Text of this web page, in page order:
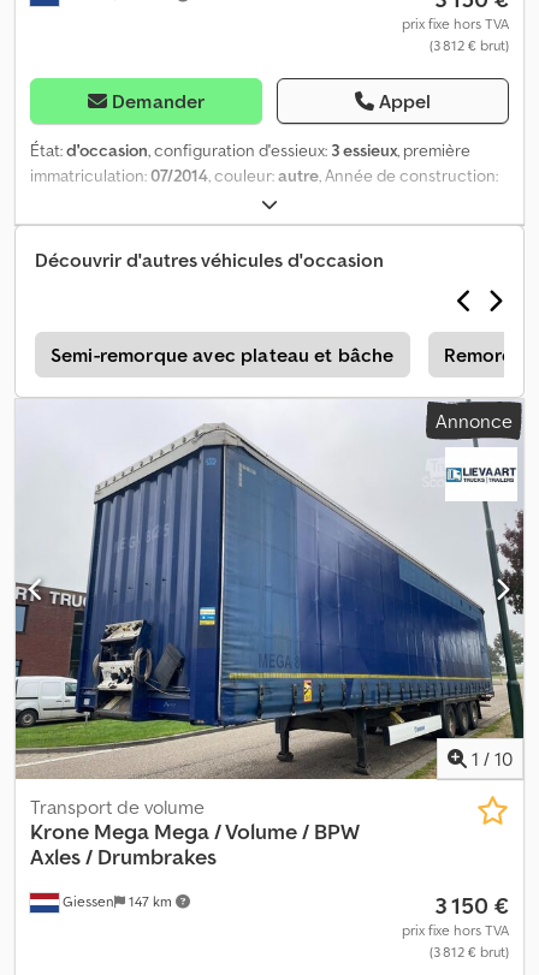
prix fixe hors TVA
(3 812 € brut)
Demander Appel
État:d'occasion, configuration d'essieux: 3 essieux, première
immatriculation:07/2014, couleur:autre, Année de construction:
, Contactez-nous pour plus d'informations. Dcjdpfjztcxtex Ag
Iek
Découvrir d'autres véhicules d'occasion
Semi-remorque avec plateau et bâche
Annonce
1 / 10
Giessen 147 km
Transport de volume
Krone Mega Mega / Volume / BPW
Axles / Drumbrakes
3 150 €
prix fixe hors TVA
(3 812 € brut)